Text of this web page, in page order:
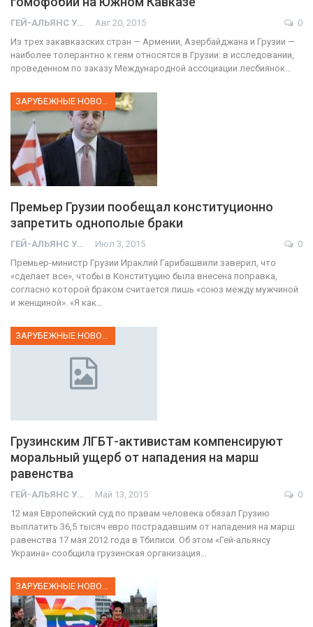
ГЕЙ-АЛЬЯНС УКРАИНА Авг 20, 2015
0
Из трех закавказских стран — Армении, Азербайджана и Грузии —
наиболее толерантно к геям относятся в Грузии: в исследовании,
проведенном по заказу Международной ассоциации лесбиянок…
Премьер Грузии пообещал конституционно
запретить однополые браки
ГЕЙ-АЛЬЯНС УКРАИНА Июл 3, 2015
0
Премьер-министр Грузии Ираклий Гарибашвили заверил, что
«сделает все», чтобы в Конституцию была внесена поправка,
согласно которой браком считается лишь «союз между мужчиной
и женщиной». «Я как…
ЗАРУБЕЖНЫЕ НОВОСТИ
Грузинским ЛГБТ-активистам компенсируют
моральный ущерб от нападения на марш
равенства
ГЕЙ-АЛЬЯНС УКРАИНА Май 13, 2015
0
12 мая Европейский суд по правам человека обязал Грузию
выплатить 36,5 тысяч евро пострадавшим от нападения на марш
равенства 17 мая 2012 года в Тбилиси. Об этом «Гей-альянсу
Украина» сообщила грузинская организация…
ЗАРУБЕЖНЫЕ НОВОСТИ